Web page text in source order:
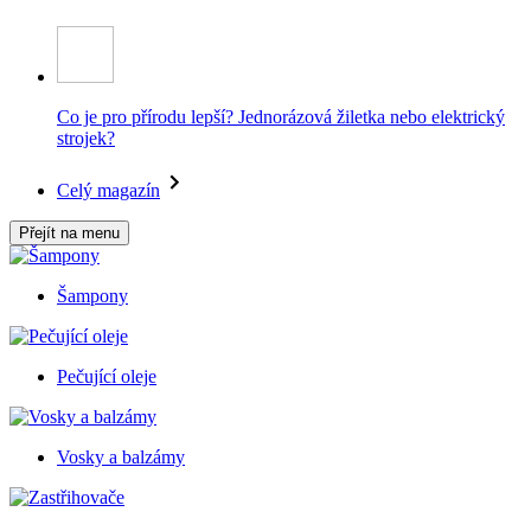
Co je pro přírodu lepší? Jednorázová žiletka nebo elektrický
strojek?
Celý magazín
Přejít na menu
Šampony
Pečující oleje
Vosky a balzámy